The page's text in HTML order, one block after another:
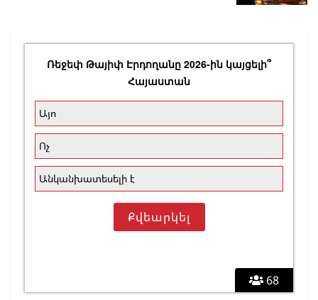
68
Ռեջեփ Թայիփ Էրդողանը 2026-ին կայցելի՞
Հայաստան
Այո
Ոչ
Անկանխատեսելի է